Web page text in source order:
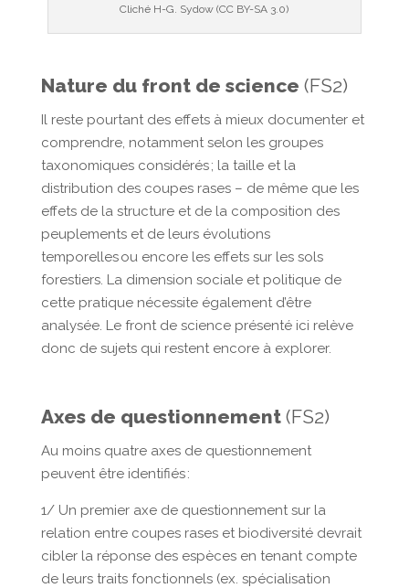
Cliché H-G. Sydow (CC BY-SA 3.0)
Nature du front de science (FS2)
Il reste pourtant des effets à mieux documenter et
comprendre, notamment selon les groupes
taxonomiques considérés ; la taille et la
distribution des coupes rases – de même que les
effets de la structure et de la composition des
peuplements et de leurs évolutions
temporelles ou encore les effets sur les sols
forestiers. La dimension sociale et politique de
cette pratique nécessite également d’être
analysée. Le front de science présenté ici relève
donc de sujets qui restent encore à explorer.
Axes de questionnement(FS2)
Au moins quatre axes de questionnement
peuvent être identifiés :
1/ Un premier axe de questionnement sur la
relation entre coupes rases et biodiversité devrait
cibler la réponse des espèces en tenant compte
de leurs traits fonctionnels (ex. spécialisation